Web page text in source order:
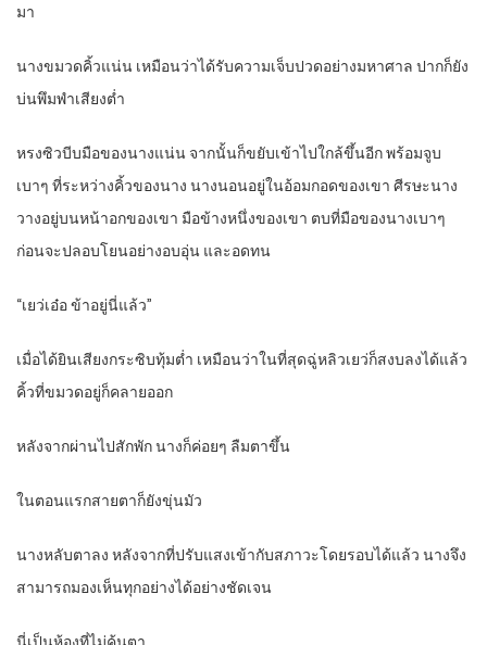
มา
นางขมวดคิ้วแน่น เหมือนว่าได้รับความเจ็บปวดอย่างมหาศาล ปากก็ยัง
บ่นพึมพำเสียงต่ำ
หรงซิวบีบมือของนางแน่น จากนั้นก็ขยับเข้าไปใกล้ขึ้นอีก พร้อมจูบ
เบาๆ ที่ระหว่างคิ้วของนาง นางนอนอยู่ในอ้อมกอดของเขา ศีรษะนาง
วางอยู่บนหน้าอกของเขา มือข้างหนึ่งของเขา ตบที่มือของนางเบาๆ
ก่อนจะปลอบโยนอย่างอบอุ่น และอดทน
“เยว่เอ๋อ ข้าอยู่นี่แล้ว”
เมื่อได้ยินเสียงกระซิบทุ้มต่ำ เหมือนว่าในที่สุดฉู่หลิวเยว่ก็สงบลงได้แล้ว
คิ้วที่ขมวดอยู่ก็คลายออก
หลังจากผ่านไปสักพัก นางก็ค่อยๆ ลืมตาขึ้น
ในตอนแรกสายตาก็ยังขุ่นมัว
นางหลับตาลง หลังจากที่ปรับแสงเข้ากับสภาวะโดยรอบได้แล้ว นางจึง
สามารถมองเห็นทุกอย่างได้อย่างชัดเจน